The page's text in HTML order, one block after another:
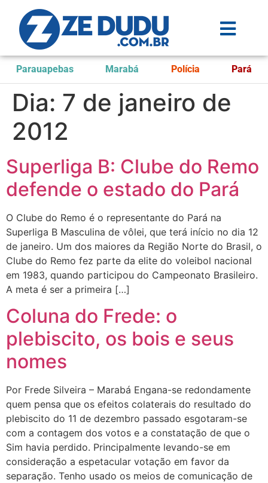
Parauapebas Marabá Polícia Pará
Dia: 7 de janeiro de
2012
Superliga B: Clube do Remo
defende o estado do Pará
O Clube do Remo é o representante do Pará na
Superliga B Masculina de vôlei, que terá início no dia 12
de janeiro. Um dos maiores da Região Norte do Brasil, o
Clube do Remo fez parte da elite do voleibol nacional
em 1983, quando participou do Campeonato Brasileiro.
A meta é ser a primeira […]
Coluna do Frede: o
plebiscito, os bois e seus
nomes
Por Frede Silveira – Marabá Engana-se redondamente
quem pensa que os efeitos colaterais do resultado do
plebiscito do 11 de dezembro passado esgotaram-se
com a contagem dos votos e a constatação de que o
Sim havia perdido. Principalmente levando-se em
consideração a espetacular votação em favor da
separação. Tenho usado os meios de comunicação de